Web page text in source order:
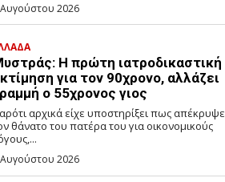
2026
Η πρώτη ιατροδικαστική
για τον 90χρονο, αλλάζει
ο 55χρονος γιος
αρχικά είχε υποστηρίξει πως απέκρυψε
θάνατο του πατέρα του για οικονομικούς
2026